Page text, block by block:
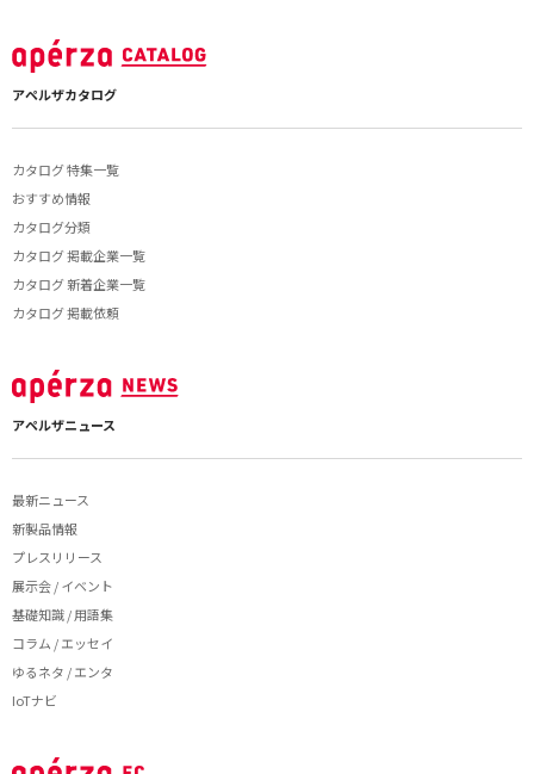
アペルザカタログ
カタログ 特集一覧
おすすめ情報
カタログ分類
カタログ 掲載企業一覧
カタログ 新着企業一覧
カタログ 掲載依頼
アペルザニュース
最新ニュース
新製品情報
プレスリリース
展示会 / イベント
基礎知識 / 用語集
コラム / エッセイ
ゆるネタ / エンタ
IoTナビ